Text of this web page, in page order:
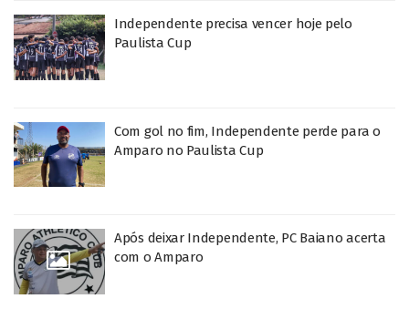
Independente precisa vencer hoje pelo
Paulista Cup
Com gol no fim, Independente perde para o
Amparo no Paulista Cup
Após deixar Independente, PC Baiano acerta
com o Amparo